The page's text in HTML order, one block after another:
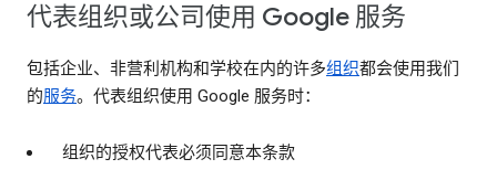
代表组织或公司使用 Google 服务
包括企业、非营利机构和学校在内的许多组织都会使用我们
的服务。代表组织使用 Google 服务时：
组织的授权代表必须同意本条款